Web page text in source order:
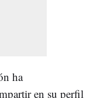
ha
en su perfil